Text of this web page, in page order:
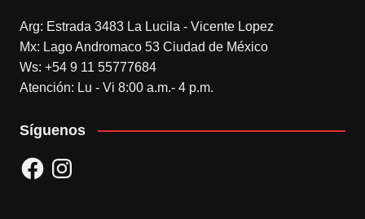
Arg: Estrada 3483 La Lucila - Vicente Lopez
Mx: Lago Andromaco 53 Ciudad de México
Ws: +54 9 11 55777684
Atención: Lu - Vi 8:00 a.m.- 4 p.m.
Síguenos
FacebookInstagram